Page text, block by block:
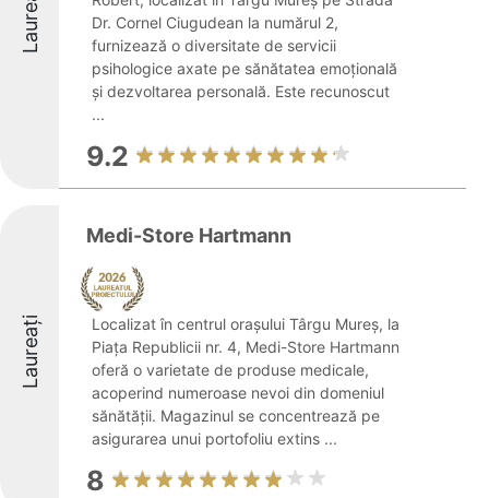
Laureați
Dr. Cornel Ciugudean la numărul 2,
furnizează o diversitate de servicii
psihologice axate pe sănătatea emoțională
și dezvoltarea personală. Este recunoscut
...
9.2
Laureați
Medi-Store Hartmann
Localizat în centrul orașului Târgu Mureș, la
Piața Republicii nr. 4, Medi-Store Hartmann
oferă o varietate de produse medicale,
acoperind numeroase nevoi din domeniul
sănătății. Magazinul se concentrează pe
asigurarea unui portofoliu extins ...
8